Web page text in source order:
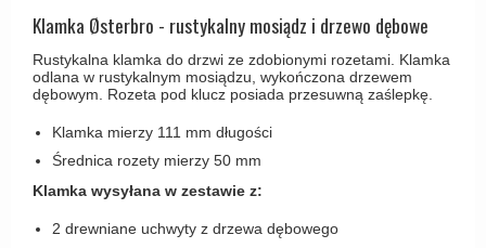
Klamki Delfiny i Morsy
Klamki Gio Ponti LAMA
MEDICI klamki
Svanemøllen klamki
Weingarden Klamki
Haki kabinowe
RANDI klamki
Samuel Heath klamki
Sibes Metall
Søe-Jensen & Co
Klamka Østerbro - rustykalny mosiądz i drzewo dębowe
Rustykalna klamka do drzwi ze zdobionymi rozetami. Klamka
odlana w rustykalnym mosiądzu, wykończona drzewem
dębowym. Rozeta pod klucz posiada przesuwną zaślepkę.
Klamka mierzy 111 mm długości
Średnica rozety mierzy 50 mm
Klamka wysyłana w zestawie z:
2 drewniane uchwyty z drzewa dębowego